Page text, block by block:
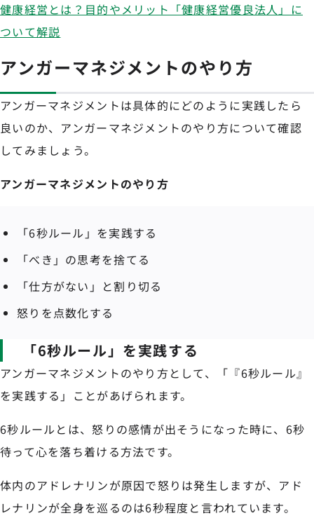
健康経営とは？目的やメリット「健康経営優良法人」に
ついて解説
アンガーマネジメントのやり方
アンガーマネジメントは具体的にどのように実践したら
良いのか、アンガーマネジメントのやり方について確認
してみましょう。
アンガーマネジメントのやり方
「6秒ルール」を実践する
「べき」の思考を捨てる
「仕方がない」と割り切る
怒りを点数化する
「6秒ルール」を実践する
アンガーマネジメントのやり方として、「『6秒ルール』
を実践する」ことがあげられます。
6秒ルールとは、怒りの感情が出そうになった時に、6秒
待って心を落ち着ける方法です。
体内のアドレナリンが原因で怒りは発生しますが、アド
レナリンが全身を巡るのは6秒程度と言われています。